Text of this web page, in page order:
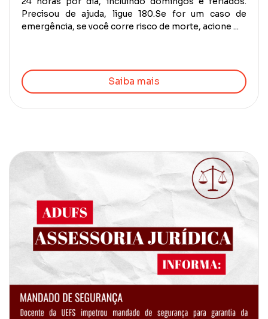
Precisou de ajuda, ligue 180.Se for um caso de
emergência, se você corre risco de morte, acione ...
Saiba mais